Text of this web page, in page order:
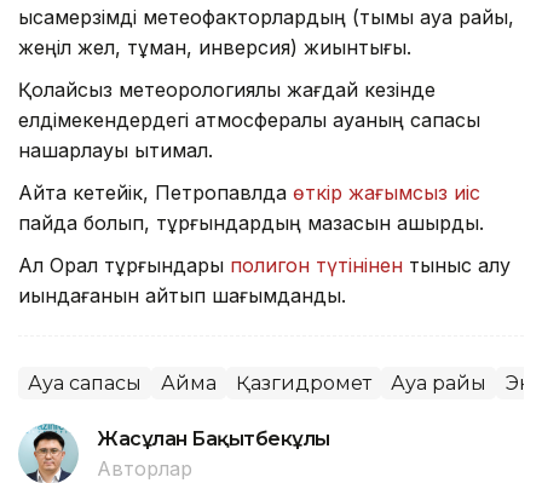
қысқамерзімді метеофакторлардың (тымық ауа райы,
жеңіл жел, тұман, инверсия) жиынтығы.
Қолайсыз метеорологиялық жағдай кезінде
елдімекендердегі атмосфералық ауаның сапасы
нашарлауы ықтимал.
Айта кетейік, Петропавлда өткір жағымсыз иіс
пайда болып, тұрғындардың мазасын қашырды.
Ал Орал тұрғындары полигон түтінінен тыныс алу
қиындағанын айтып шағымданды.
Ауа сапасы Аймақ Қазгидромет Ауа райы
Жасұлан Бақытбекұлы
Авторлар